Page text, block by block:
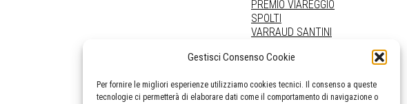
Gestisci Consenso Cookie
Per fornire le migliori esperienze utilizziamo cookies tecnici. Il consenso a queste
tecnologie ci permetterà di elaborare dati come il comportamento di navigazione o
PREMIO VIAREGGIO
SPOLTI
VARRAUD SANTINI